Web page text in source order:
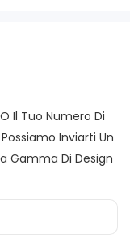
Il Tuo Numero Di
Inviarti Un
Gamma Di Design